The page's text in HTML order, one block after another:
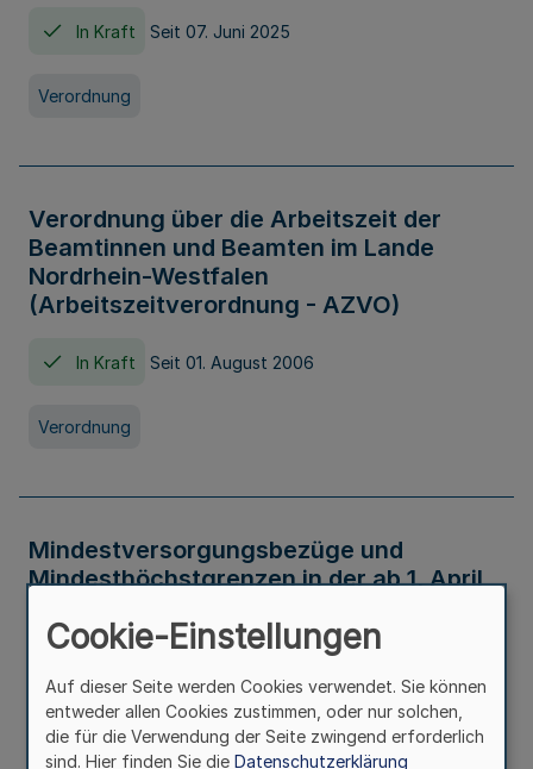
In Kraft Seit 07. Juni 2025
Verordnung
Verordnung über die Arbeitszeit der
Beamtinnen und Beamten im Lande
Nordrhein-Westfalen
(Arbeitszeitverordnung - AZVO)
In Kraft Seit 01. August 2006
Verordnung
Mindestversorgungsbezüge und
Mindesthöchstgrenzen in der ab 1. April
Verwaltungsvorschrift
Cookie-Einstellungen
Auf dieser Seite werden Cookies verwendet. Sie können
entweder allen Cookies zustimmen, oder nur solchen,
die für die Verwendung der Seite zwingend erforderlich
sind. Hier finden Sie die Datenschutzerklärung